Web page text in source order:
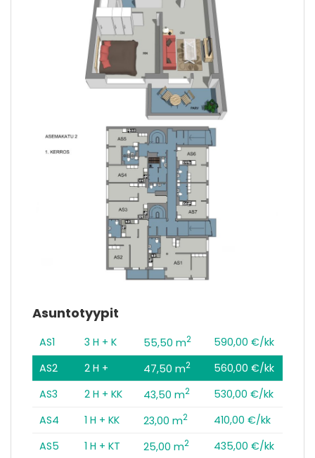
Asuntotyypit
AS1 3 H + K 55,50 m2
590,00 €/kk
AS2
2 H + 47,50 m2
560,00 €/kk
AS3
2 H + KK 43,50 m2
530,00 €/kk
AS4
1 H + KK 23,00 m2
410,00 €/kk
AS5
1 H + KT 25,00 m2
435,00 €/kk